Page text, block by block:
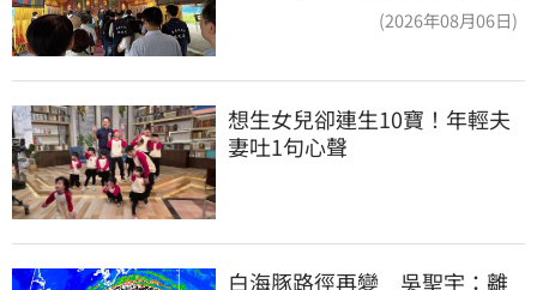
(2026年08月06日)
想生女兒卻連生10寶！年輕夫
妻吐1句心聲
白海豚路徑再變　吳聖宇：離